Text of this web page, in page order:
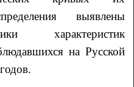
выявлены
характеристик
на Русской